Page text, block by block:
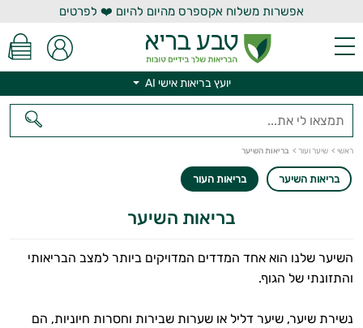
אפשרות משלוח אקספרס מהיום להיום ❤️ לפרטים
יועץ בריאות אישי AI
ראשי > שיער ועור > בריאות השיער
בריאות השיער בריאות העור
בריאות השיער
השיער שלנו הוא אחד המדדים המדויקים ביותר למצב הבריאותי
והתזונתי של הגוף.
נשירת שיער, שיער דליל או שערות שבירות וחסרות חיוניות, הם